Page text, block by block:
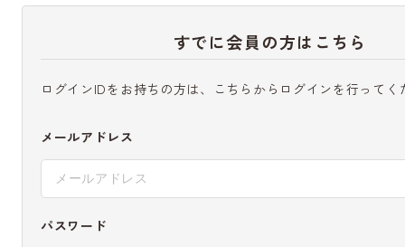
すでに会員の方はこちら
ログインIDをお持ちの方は、こちらからログインを行ってく
メールアドレス
パスワード